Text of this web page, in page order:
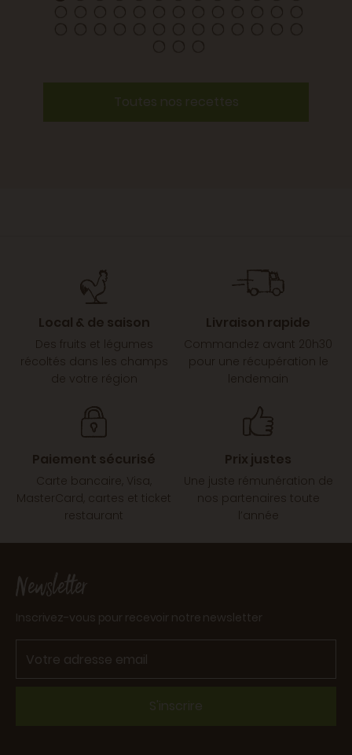
Toutes nos recettes
Local & de saison
Des fruits et légumes
récoltés dans les champs
de votre région
Livraison rapide
Commandez avant 20h30
pour une récupération le
lendemain
Paiement sécurisé
Carte bancaire, Visa,
MasterCard, cartes et ticket
restaurant
Prix justes
Une juste rémunération de
nos partenaires toute
l’année
Newsletter
Inscrivez-vous pour recevoir notre newsletter
S'inscrire